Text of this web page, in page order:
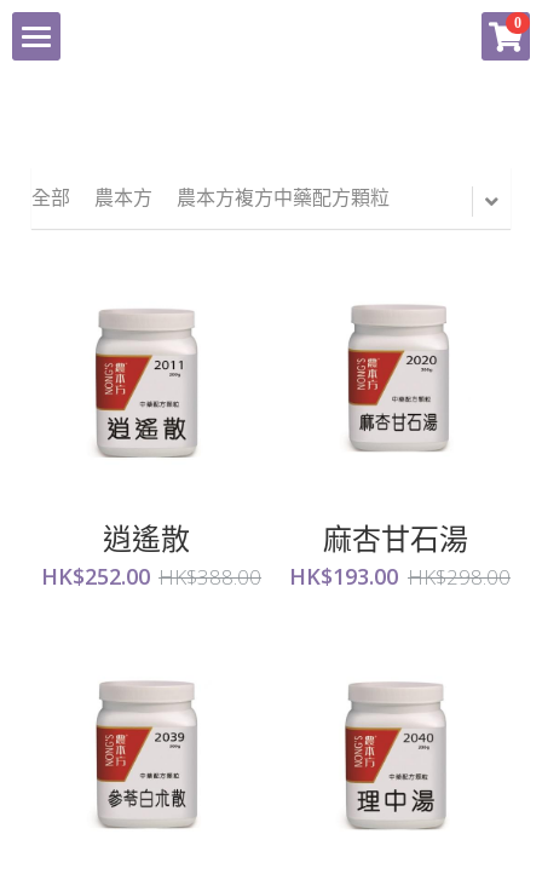
0
農本方產品專頁
全部 農本方 農本方複方中藥配方顆粒
逍遙散
HK$252.00 HK$388.00
麻杏甘石湯
HK$193.00 HK$298.00
×